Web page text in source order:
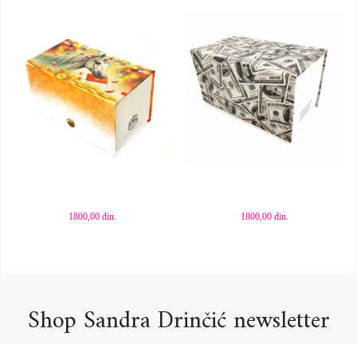
1800,00 din. 1800,00din.
Shop Sandra Drinčić newsletter